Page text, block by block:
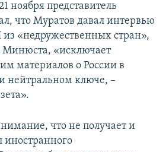
ноября представитель
что Муратов давал интервью
«недружественных стран»,
Минюста, «исключает
материалов о России в
нейтральном ключе, –
что не получает и
иностранного